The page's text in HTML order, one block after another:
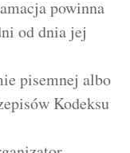
powinna
od dnia jej
pisemnej albo
Kodeksu